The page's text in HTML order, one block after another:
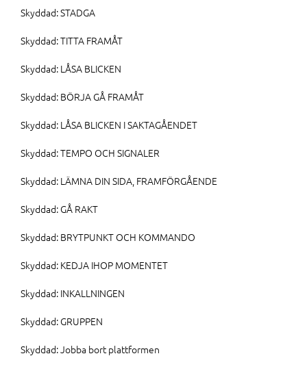
Skyddad: STADGA
Skyddad: TITTA FRAMÅT
Skyddad: LÅSA BLICKEN
Skyddad: BÖRJA GÅ FRAMÅT
Skyddad: LÅSA BLICKEN I SAKTAGÅENDET
Skyddad: TEMPO OCH SIGNALER
Skyddad: LÄMNA DIN SIDA, FRAMFÖRGÅENDE
Skyddad: GÅ RAKT
Skyddad: BRYTPUNKT OCH KOMMANDO
Skyddad: KEDJA IHOP MOMENTET
Skyddad: INKALLNINGEN
Skyddad: GRUPPEN
Skyddad: Jobba bort plattformen